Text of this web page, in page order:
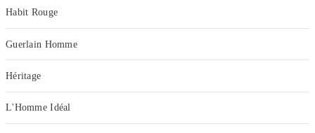
Habit Rouge
Guerlain Homme
Héritage
L'Homme Idéal